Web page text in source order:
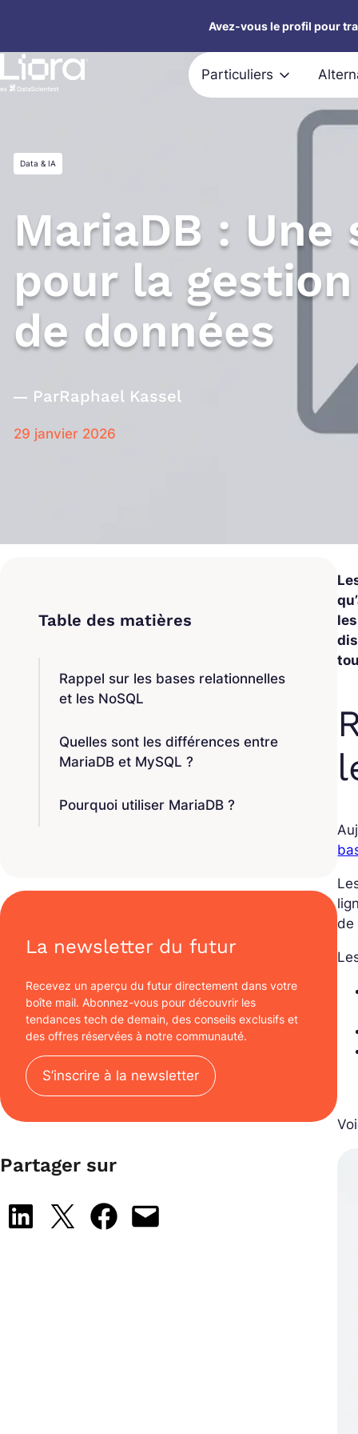
contenu
Avez-vous le profil pour
Particuliers
Data & IA
MariaDB :
pour la
de données
ParRaphael Kassel
29 janvier 2026
Rappel sur les bases relationnelles
et les NoSQL
Quelles sont les différences entre
MariaDB et MySQL ?
Pourquoi utiliser MariaDB ?
La newsletter du futur
Recevez un aperçu du futur directement dans votre
boîte mail. Abonnez-vous pour découvrir les
tendances tech de demain, des conseils exclusifs et
des offres réservées à notre communauté.
S’inscrire à la newsletter
Partager sur
Share on LinkedIn
Share on X Share on Facebook
Email this Page
de